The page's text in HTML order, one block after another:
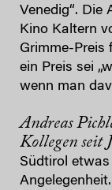
Venedig“. Die
Kino Kaltern
Grimme-Preis
ein Preis sei
wenn man
Andreas
Kollegen seit
Südtirol